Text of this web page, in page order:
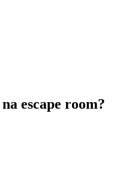
escape room?